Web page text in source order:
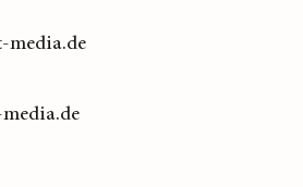
media.de